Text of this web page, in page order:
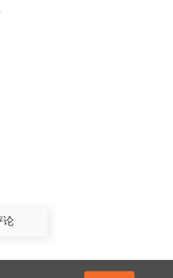
，还学到了安全知识。接下
后续小组活动，进一步强化
机构观点，不代表正观新闻的观点
论